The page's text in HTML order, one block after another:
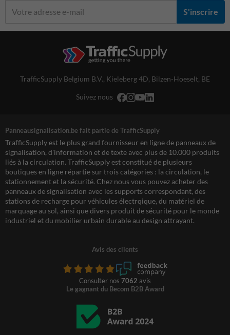
S'inscrire
TrafficSupply Belgium B.V., Kieleberg 4D, Bilzen-Hoeselt, BE
Suivez nous
Panneausignalisation.be fait partie de TrafficSupply
TrafficSupply est le plus grand fournisseur en ligne de panneaux de
signalisation, d'information et de texte avec plus de 10.000 produits
liés à la circulation. TrafficSupply est constitué de plusieurs
boutiques en ligne répartie sur trois catégories : la circulation, le
stationnement et la sécurité. Chez nous vous pouvez acheter des
panneaux de signalisation avec les supports correspondant, des
stations de recharge pour véhicules électrqique, du matériel de
marquage au sol, ainsi que divers produit de sécurité pour le monde
industriel et du mobilier urbain durable au design attrayant.
Avis des clients
Consulter nos 7062 avis
Le gagnant du Becom B2B Award